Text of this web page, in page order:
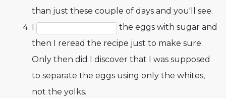
than just these couple of days and you'll see.
I
the eggs with sugar and
then I reread the recipe just to make sure.
Only then did I discover that I was supposed
to separate the eggs using only the whites,
not the yolks.